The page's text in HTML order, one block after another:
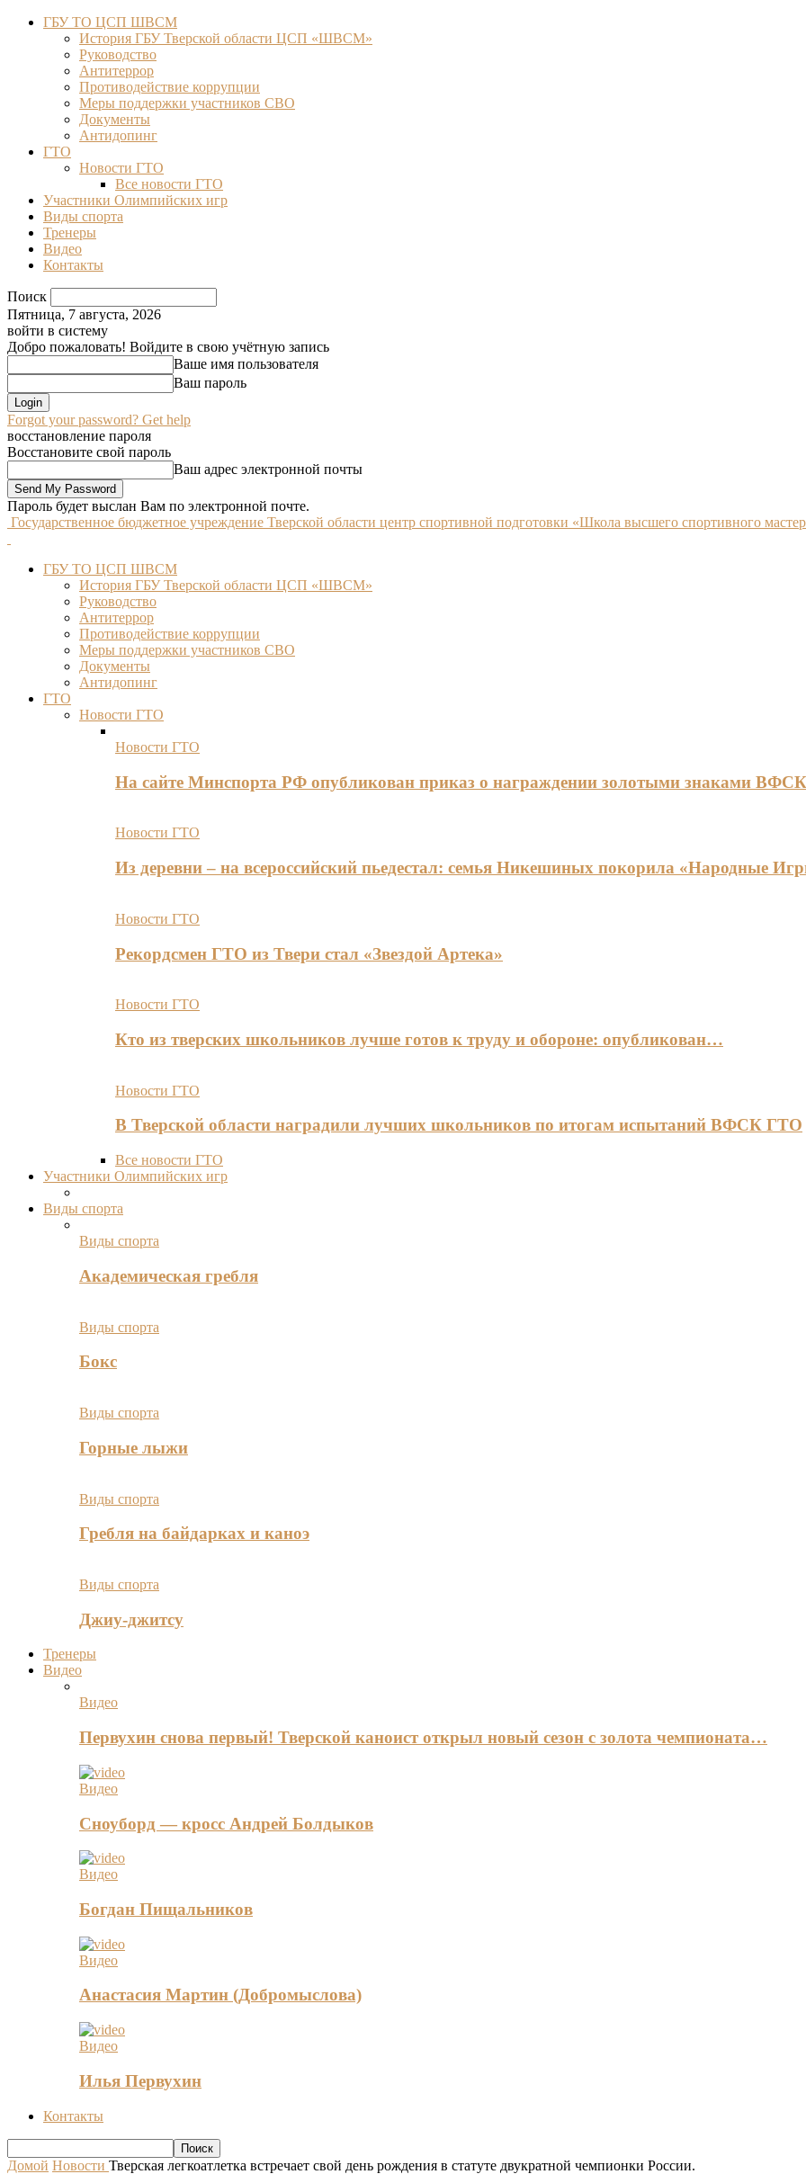
ГБУ ТО ЦСП ШВСМ
История ГБУ Тверской области ЦСП «ШВСМ»
Руководство
Антитеррор
Противодействие коррупции
Меры поддержки участников СВО
Документы
Антидопинг
ГТО
Новости ГТО
Все новости ГТО
Участники Олимпийских игр
Виды спорта
Тренеры
Видео
Контакты
Поиск
Пятница, 7 августа, 2026
войти в систему
Добро пожаловать! Войдите в свою учётную запись
Ваше имя пользователя
Ваш пароль
Forgot your password? Get help
восстановление пароля
Восстановите свой пароль
Ваш адрес электронной почты
Пароль будет выслан Вам по электронной почте.
Государственное бюджетное учреждение Тверской области центр спортивной подготовки «Школа высшего спортивного
ГБУ ТО ЦСП ШВСМ
История ГБУ Тверской области ЦСП «ШВСМ»
Руководство
Антитеррор
Противодействие коррупции
Меры поддержки участников СВО
Документы
Антидопинг
ГТО
Новости ГТО
Новости ГТО
На сайте Минспорта РФ опубликован приказ о награждении золотыми знаками
Новости ГТО
Из деревни – на всероссийский пьедестал: семья Никешиных покорила «Народные
Новости ГТО
Рекордсмен ГТО из Твери стал «Звездой Артека»
Новости ГТО
Кто из тверских школьников лучше готов к труду и обороне: опубликован…
Новости ГТО
В Тверской области наградили лучших школьников по итогам испытаний ВФСК ГТО
Все новости ГТО
Участники Олимпийских игр
Виды спорта
Виды спорта
Академическая гребля
Виды спорта
Бокс
Виды спорта
Горные лыжи
Виды спорта
Гребля на байдарках и каноэ
Виды спорта
Джиу-джитсу
Тренеры
Видео
Видео
Первухин снова первый! Тверской каноист открыл новый сезон с золота чемпионата…
Видео
Сноуборд — кросс Андрей Болдыков
Видео
Богдан Пищальников
Видео
Анастасия Мартин (Добромыслова)
Видео
Илья Первухин
Контакты
Домой Новости Тверская легкоатлетка встречает свой день рождения в статуте двукратной чемпионки России.